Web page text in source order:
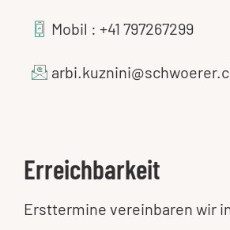
Mobil : +41 797267299
Erreichbarkeit
Ersttermine vereinbaren wir